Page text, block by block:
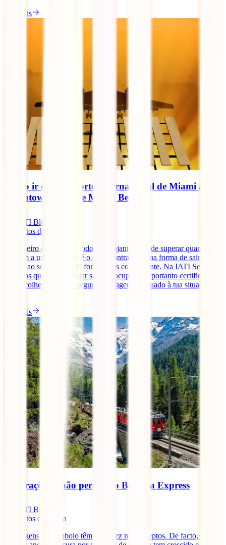
Ler mais
Como ir do Aeroporto Internacional de Miami até
Downtown Miami e Miami Beach
IATI Blog
minutos de leitura
O primeiro desafio que todos os viajantes têm de superar quando
chegam a um aeroporto é o de encontrarem uma forma de sair dali e
chegar ao seu destino da forma mais conveniente. Na IATI Seguros
sabemos que queres viajar sem preocupações, portanto certifica-te
que escolhes o melhor seguro de viagem adequado à tua situação,
Ler mais
10 atrações a não perder no Bernina Express
IATI Blog
minutos de leitura
As viagens de comboio têm cada vez mais adeptos. De facto, nos